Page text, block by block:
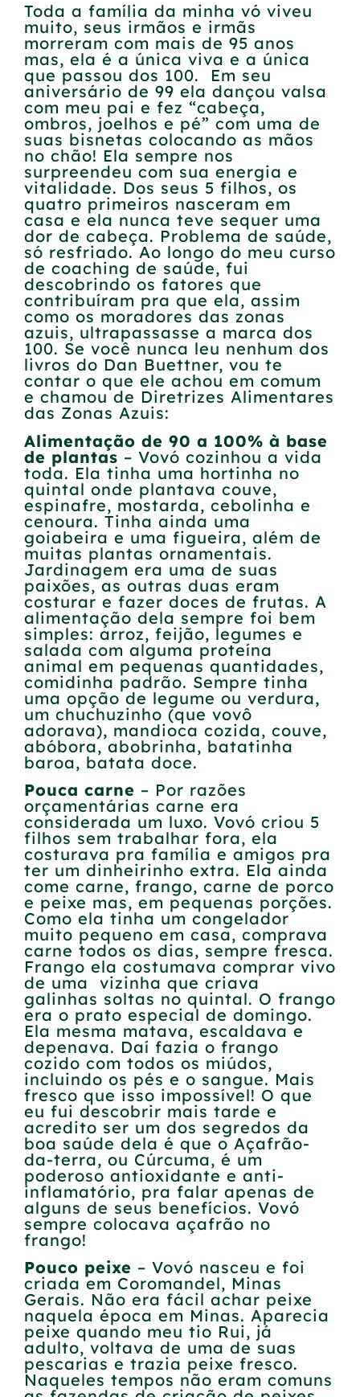
Toda a família da minha vó viveu
muito, seus irmãos e irmãs
morreram com mais de 95 anos
mas, ela é a única viva e a única
que passou dos 100. Em seu
aniversário de 99 ela dançou valsa
com meu pai e fez “cabeça,
ombros, joelhos e pé” com uma de
suas bisnetas colocando as mãos
no chão! Ela sempre nos
surpreendeu com sua energia e
vitalidade. Dos seus 5 filhos, os
quatro primeiros nasceram em
casa e ela nunca teve sequer uma
dor de cabeça. Problema de saúde,
só resfriado. Ao longo do meu curso
de coaching de saúde, fui
descobrindo os fatores que
contribuíram pra que ela, assim
como os moradores das zonas
azuis, ultrapassasse a marca dos
100. Se você nunca leu nenhum dos
livros do Dan Buettner, vou te
contar o que ele achou em comum
e chamou de Diretrizes Alimentares
das Zonas Azuis:
Alimentação de 90 a 100% à base
de plantas – Vovó cozinhou a vida
toda. Ela tinha uma hortinha no
quintal onde plantava couve,
espinafre, mostarda, cebolinha e
cenoura. Tinha ainda uma
goiabeira e uma figueira, além de
muitas plantas ornamentais.
Jardinagem era uma de suas
paixões, as outras duas eram
costurar e fazer doces de frutas. A
alimentação dela sempre foi bem
simples: arroz, feijão, legumes e
salada com alguma proteína
animal em pequenas quantidades,
comidinha padrão. Sempre tinha
uma opção de legume ou verdura,
um chuchuzinho (que vovô
adorava), mandioca cozida, couve,
abóbora, abobrinha, batatinha
baroa, batata doce.
Pouca carne – Por razões
orçamentárias carne era
considerada um luxo. Vovó criou 5
filhos sem trabalhar fora, ela
costurava pra família e amigos pra
ter um dinheirinho extra. Ela ainda
come carne, frango, carne de porco
e peixe mas, em pequenas porções.
Como ela tinha um congelador
muito pequeno em casa, comprava
carne todos os dias, sempre fresca.
Frango ela costumava comprar vivo
de uma vizinha que criava
galinhas soltas no quintal. O frango
era o prato especial de domingo.
Ela mesma matava, escaldava e
depenava. Daí fazia o frango
cozido com todos os miúdos,
incluindo os pés e o sangue. Mais
fresco que isso impossível! O que
eu fui descobrir mais tarde e
acredito ser um dos segredos da
boa saúde dela é que o Açafrão-
da-terra, ou Cúrcuma, é um
poderoso antioxidante e anti-
inflamatório, pra falar apenas de
alguns de seus benefícios. Vovó
sempre colocava açafrão no
frango!
Pouco peixe – Vovó nasceu e foi
criada em Coromandel, Minas
Gerais. Não era fácil achar peixe
naquela época em Minas. Aparecia
peixe quando meu tio Rui, já
adulto, voltava de uma de suas
pescarias e trazia peixe fresco.
Naqueles tempos não eram comuns